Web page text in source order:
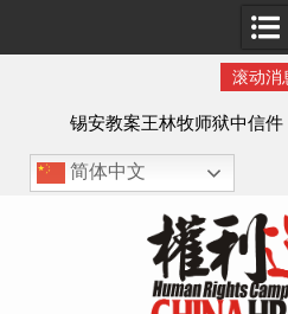
滚动消
锡安教案王林牧师狱中信
简体中文